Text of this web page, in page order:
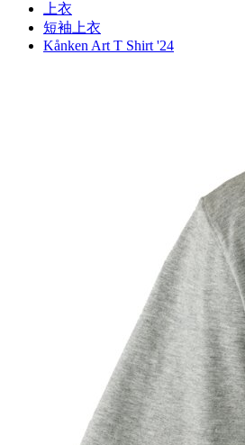
上衣
短袖上衣
Kånken Art T Shirt '24